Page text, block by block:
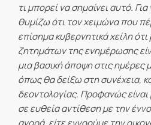
τι μπορεί να σημαίνει αυτό.
θυμίζω ότι τον χειμώνα που
επίσημα κυβερνητικά χείλη
ζητημάτων της ενημέρωσης
μια βασική άποψη στις ημέρες
όπως θα δείξω στη συνέχεια,
δεοντολογίας. Προφανώς
σε ευθεία αντίθεση με την